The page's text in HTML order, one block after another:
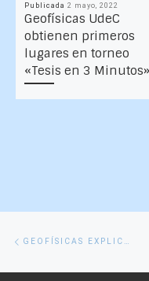
Publicada 2 mayo, 2022
Geofísicas UdeC
obtienen primeros
lugares en torneo
«Tesis en 3 Minutos»
Navegación
de
entradas
Entrada
GEOFÍSICAS EXPLICAN QUÉ HACEN, DÓNDE TRABAJAN Y CUÁNTO PUEDEN GANAR